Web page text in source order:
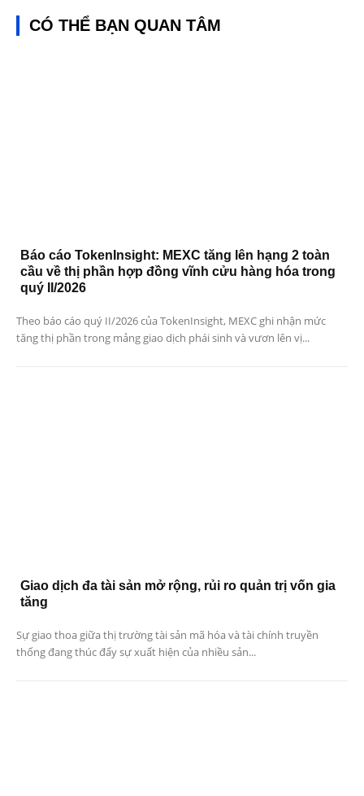
CÓ THỂ BẠN QUAN TÂM
Báo cáo TokenInsight: MEXC tăng lên hạng 2 toàn
cầu về thị phần hợp đồng vĩnh cửu hàng hóa trong
quý II/2026
Theo báo cáo quý II/2026 của TokenInsight, MEXC ghi nhận mức
tăng thị phần trong mảng giao dịch phái sinh và vươn lên vị...
Giao dịch đa tài sản mở rộng, rủi ro quản trị vốn gia
tăng
Sự giao thoa giữa thị trường tài sản mã hóa và tài chính truyền
thống đang thúc đẩy sự xuất hiện của nhiều sản...